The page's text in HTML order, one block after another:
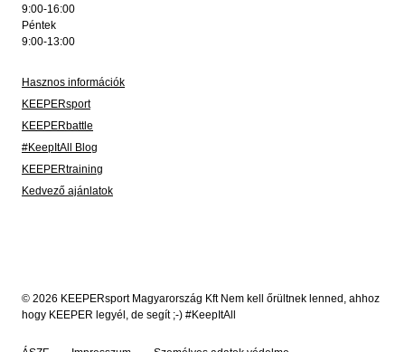
9:00-16:00
Péntek
9:00-13:00
Hasznos információk
KEEPERsport
KEEPERbattle
#KeepItAll Blog
KEEPERtraining
Kedvező ajánlatok
© 2026 KEEPERsport Magyarország Kft Nem kell őrültnek lenned, ahhoz
hogy KEEPER legyél, de segít ;-) #KeepItAll